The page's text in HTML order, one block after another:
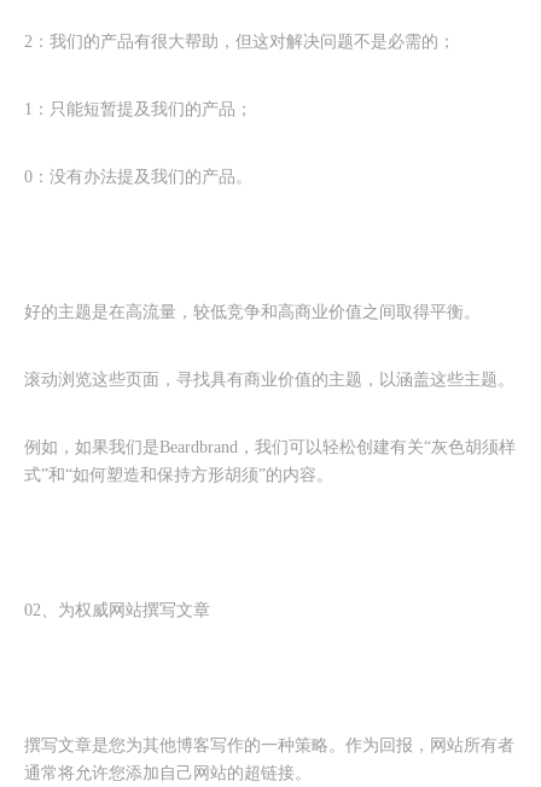
2：我们的产品有很大帮助，但这对解决问题不是必需的；
1：只能短暂提及我们的产品；
0：没有办法提及我们的产品。
好的主题是在高流量，较低竞争和高商业价值之间取得平衡。
滚动浏览这些页面，寻找具有商业价值的主题，以涵盖这些主题。
例如，如果我们是Beardbrand，我们可以轻松创建有关“灰色胡须样
式”和“如何塑造和保持方形胡须”的内容。
02、为权威网站撰写文章
撰写文章是您为其他博客写作的一种策略。作为回报，网站所有者
通常将允许您添加自己网站的超链接。